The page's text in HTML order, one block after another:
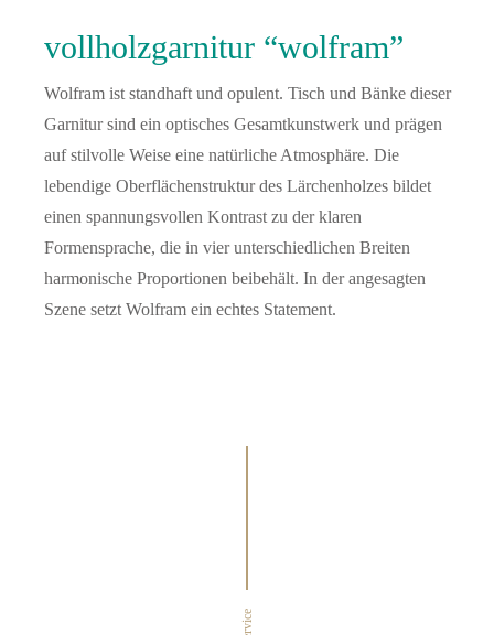
vollholz­garnitur “wolfram”
Wolfram ist standhaft und opulent. Tisch und Bänke dieser
Garnitur sind ein optisches Gesamtkunstwerk und prägen
auf stilvolle Weise eine natürliche Atmosphäre. Die
lebendige Oberflächenstruktur des Lärchenholzes bildet
einen spannungsvollen Kontrast zu der klaren
Formensprache, die in vier unterschiedlichen Breiten
harmonische Proportionen beibehält. In der angesagten
Szene setzt Wolfram ein echtes Statement.
service